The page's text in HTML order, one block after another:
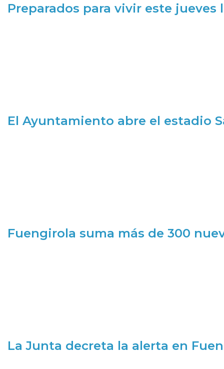
Preparados para vivir este jueves
El Ayuntamiento abre el estadio
Fuengirola suma más de 300
La Junta decreta la alerta en